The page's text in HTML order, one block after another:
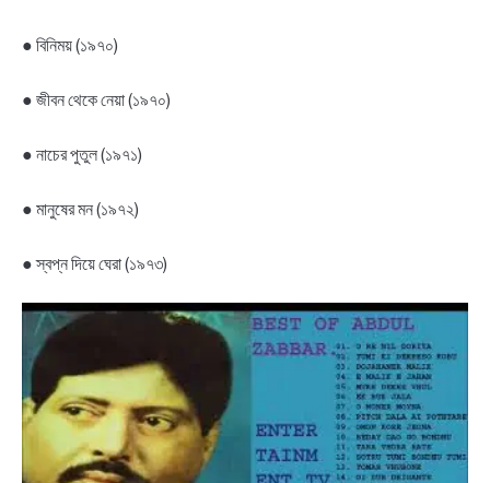
● বিনিময় (১৯৭০)
● জীবন থেকে নেয়া (১৯৭০)
● নাচের পুতুল (১৯৭১)
● মানুষের মন (১৯৭২)
● স্বপ্ন দিয়ে ঘেরা (১৯৭৩)